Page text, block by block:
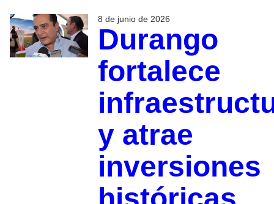
8 de junio de 2026
Durango
fortalece
y atrae
inversiones